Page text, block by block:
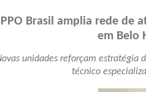
Brasil amplia rede de
em Belo
unidades reforçam estratégia
técnico